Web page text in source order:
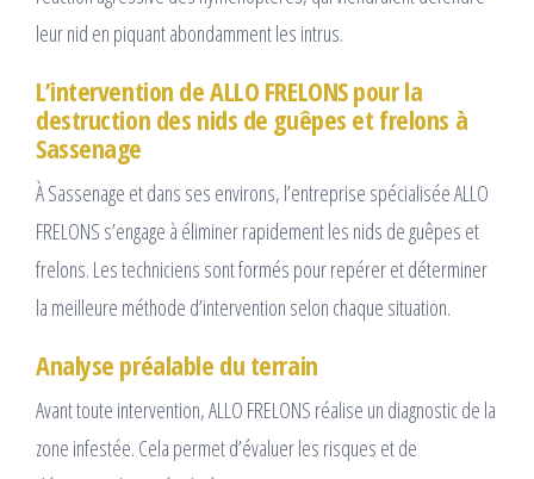
leur nid en piquant abondamment les intrus.
L’intervention de ALLO FRELONS pour la
destruction des nids de guêpes et frelons à
Sassenage
À Sassenage et dans ses environs, l’entreprise spécialisée ALLO
FRELONS s’engage à éliminer rapidement les nids de guêpes et
frelons. Les techniciens sont formés pour repérer et déterminer
la meilleure méthode d’intervention selon chaque situation.
Analyse préalable du terrain
Avant toute intervention, ALLO FRELONS réalise un diagnostic de la
zone infestée. Cela permet d’évaluer les risques et de